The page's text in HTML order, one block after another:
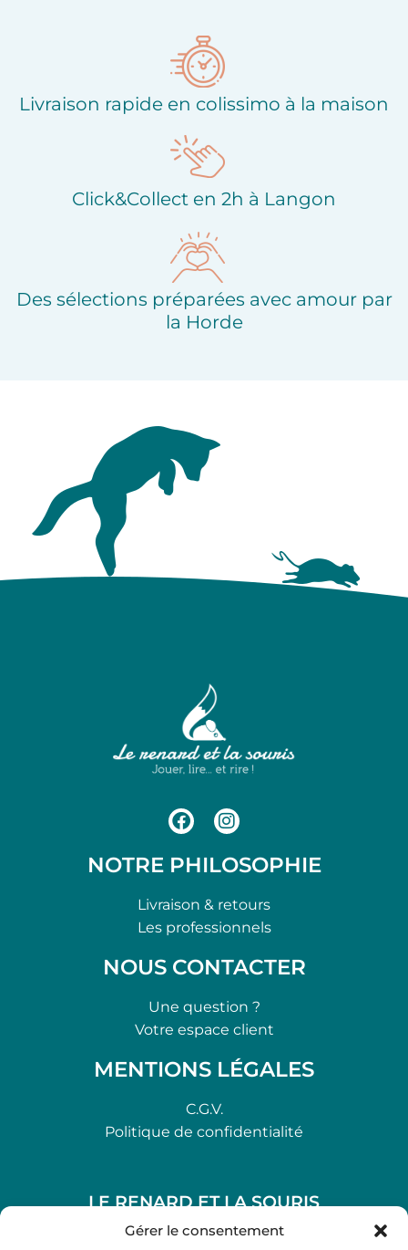
Gérer le consentement
Livraison rapide en colissimo à la maison
Click&Collect en 2h à Langon
Des sélections préparées avec amour par
la Horde
NOTRE PHILOSOPHIE
Livraison & retours
Les professionnels
NOUS CONTACTER
Une question ?
Votre espace client
MENTIONS LÉGALES
C.G.V.
Politique de confidentialité
LE RENARD ET LA SOURIS
48, rue Maubec 33210 LANGON